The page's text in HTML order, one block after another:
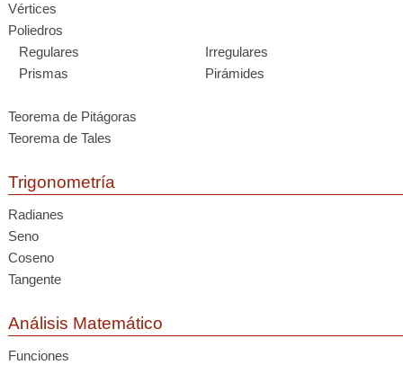
Vértices
Poliedros
Regulares
Irregulares
Prismas
Pirámides
Teorema de Pitágoras
Teorema de Tales
Trigonometría
Radianes
Seno
Coseno
Tangente
Análisis Matemático
Funciones